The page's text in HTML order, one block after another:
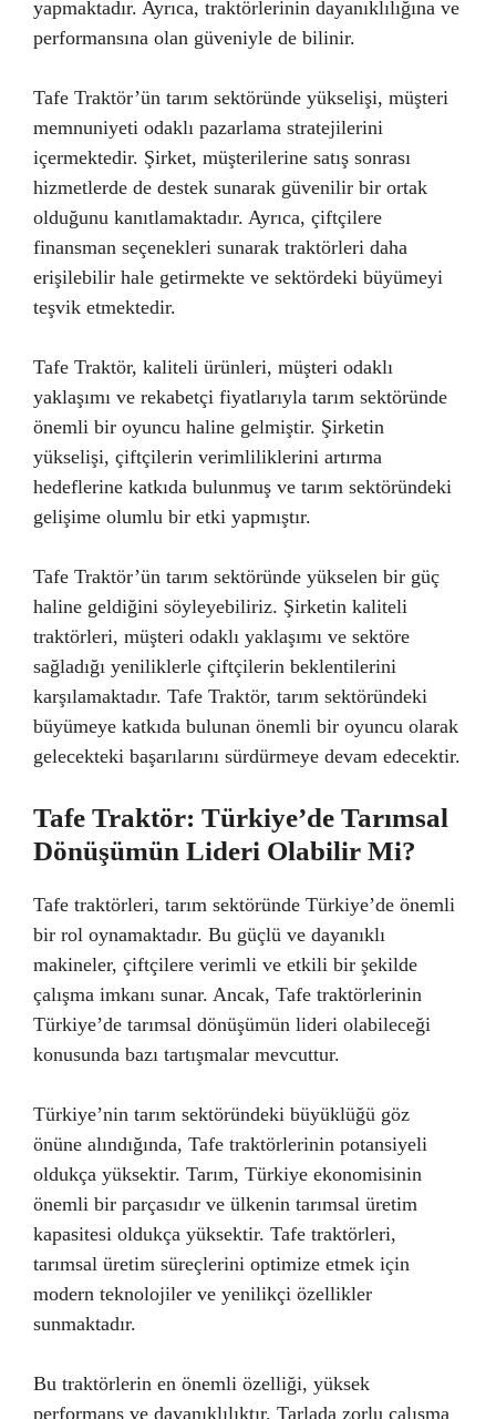
yapmaktadır. Ayrıca, traktörlerinin dayanıklılığına ve
performansına olan güveniyle de bilinir.
Tafe Traktör’ün tarım sektöründe yükselişi, müşteri
memnuniyeti odaklı pazarlama stratejilerini
içermektedir. Şirket, müşterilerine satış sonrası
hizmetlerde de destek sunarak güvenilir bir ortak
olduğunu kanıtlamaktadır. Ayrıca, çiftçilere
finansman seçenekleri sunarak traktörleri daha
erişilebilir hale getirmekte ve sektördeki büyümeyi
teşvik etmektedir.
Tafe Traktör, kaliteli ürünleri, müşteri odaklı
yaklaşımı ve rekabetçi fiyatlarıyla tarım sektöründe
önemli bir oyuncu haline gelmiştir. Şirketin
yükselişi, çiftçilerin verimliliklerini artırma
hedeflerine katkıda bulunmuş ve tarım sektöründeki
gelişime olumlu bir etki yapmıştır.
Tafe Traktör’ün tarım sektöründe yükselen bir güç
haline geldiğini söyleyebiliriz. Şirketin kaliteli
traktörleri, müşteri odaklı yaklaşımı ve sektöre
sağladığı yeniliklerle çiftçilerin beklentilerini
karşılamaktadır. Tafe Traktör, tarım sektöründeki
büyümeye katkıda bulunan önemli bir oyuncu olarak
gelecekteki başarılarını sürdürmeye devam edecektir.
Tafe Traktör: Türkiye’de Tarımsal
Dönüşümün Lideri Olabilir Mi?
Tafe traktörleri, tarım sektöründe Türkiye’de önemli
bir rol oynamaktadır. Bu güçlü ve dayanıklı
makineler, çiftçilere verimli ve etkili bir şekilde
çalışma imkanı sunar. Ancak, Tafe traktörlerinin
Türkiye’de tarımsal dönüşümün lideri olabileceği
konusunda bazı tartışmalar mevcuttur.
Türkiye’nin tarım sektöründeki büyüklüğü göz
önüne alındığında, Tafe traktörlerinin potansiyeli
oldukça yüksektir. Tarım, Türkiye ekonomisinin
önemli bir parçasıdır ve ülkenin tarımsal üretim
kapasitesi oldukça yüksektir. Tafe traktörleri,
tarımsal üretim süreçlerini optimize etmek için
modern teknolojiler ve yenilikçi özellikler
sunmaktadır.
Bu traktörlerin en önemli özelliği, yüksek
performans ve dayanıklılıktır. Tarlada zorlu çalışma